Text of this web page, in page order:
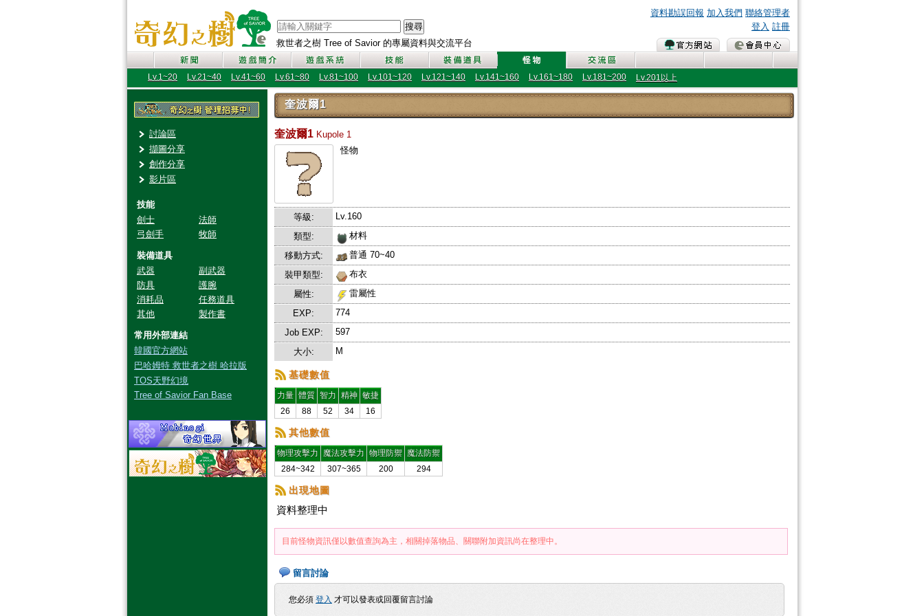
救世者之樹 Tree of Savior 的專屬資料與交流平台
搜尋
資料勘誤回報 加入我們 聯絡管理者
登入 註冊
Lv.1~20 Lv.21~40 Lv.41~60 Lv.61~80 Lv.81~100 Lv.101~120 Lv.121~140 Lv.141~160 Lv.161~180 Lv.181~200 Lv.201以上
討論區
擷圖分享
創作分享
影片區
技能
劍士
法師
弓劍手
牧師
裝備道具
武器
副武器
防具
護腕
消耗品
任務道具
其他
製作書
常用外部連結
韓國官方網站
巴哈姆特 救世者之樹 哈拉版
TOS天野幻境
Tree of Savior Fan Base
奎波爾1
奎波爾1 Kupole 1
怪物
等級:
Lv.160
類型:
材料
移動方式:
普通 70~40
裝甲類型:
布衣
屬性:
雷屬性
EXP:
774
Job EXP:
597
大小:
M
基礎數值
力量 體質 智力 精神 敏捷
26
88 52 34 16
其他數值
物理攻擊力 魔法攻擊力 物理防禦 魔法防禦
284~342
307~365 200 294
出現地圖
資料整理中
目前怪物資訊僅以數值查詢為主，相關掉落物品、關聯附加資訊尚在整理中。
留言討論
您必須 登入 才可以發表或回覆留言討論